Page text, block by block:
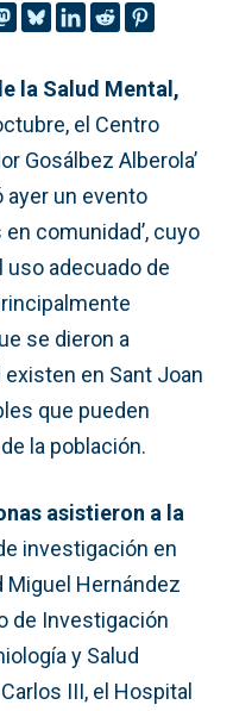
la Salud Mental,
el Centro
Gosálbez Alberola’
ayer un evento
comunidad’, cuyo
adecuado de
se dieron a
en Sant Joan
que pueden
la población.
asistieron a la
investigación en
Miguel Hernández
de Investigación
y Salud
III, el Hospital